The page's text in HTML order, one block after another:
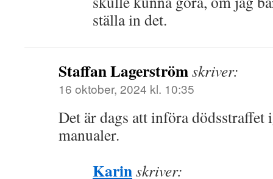
ställa in det.
Staffan Lagerströmskriver:
16 oktober, 2024 kl. 10:35
Det är dags att införa dödsstraffet
manualer.
Karinskriver: